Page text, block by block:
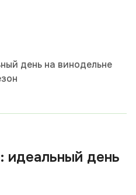
день на винодельне
идеальный день